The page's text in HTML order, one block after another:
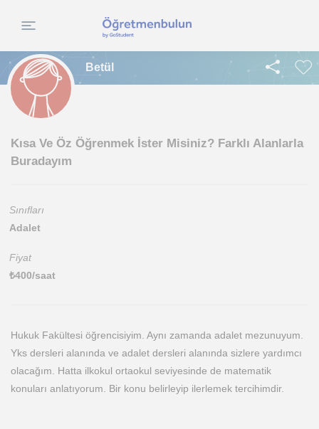
Betül
Kısa Ve Öz Öğrenmek İster Misiniz? Farklı Alanlarla
Buradayım
Sınıfları
Adalet
Fiyat
₺400/saat
Hukuk Fakültesi öğrencisiyim. Aynı zamanda adalet mezunuyum.
Yks dersleri alanında ve adalet dersleri alanında sizlere yardımcı
olacağım. Hatta ilkokul ortaokul seviyesinde de matematik
konuları anlatıyorum. Bir konu belirleyip ilerlemek tercihimdir.